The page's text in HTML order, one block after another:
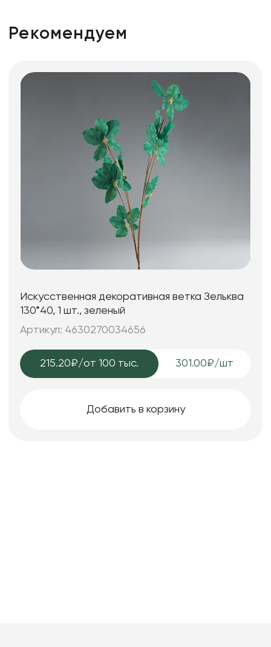
Рекомендуем
Искусственная декоративная ветка Зельква
130*40, 1 шт., зеленый
Артикул: 4630270034656
215.20₽/от 100 тыс. 301.00₽/шт
Добавить в корзину